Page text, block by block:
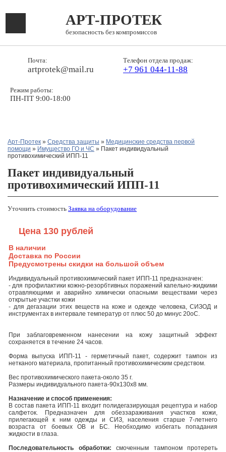
АРТ-ПРОТЕК
безопасность без компромиссов
Почта:
artprotek@mail.ru
Телефон отдела продаж:
+7 961 044-11-88
Режим работы:
ПН-ПТ 9:00-18:00
Арт-Протек » Средства защиты » Медицинские средства первой
помощи » Имущество ГО и ЧС » Пакет индивидуальный
противохимический ИПП-11
Пакет индивидуальный
противохимический ИПП-11
Уточнить стоимость Заявка на оборудование
Цена 130 рублей
В наличии
Доставка по России
Предусмотрены скидки на большой объем
Индивидуальный противохимический пакет ИПП-11 предназначен:
- для профилактики кожно-резорбтивных поражений капельно-жидкими
отравляющими и аварийно химически опасными веществами через
открытые участки кожи
- для дегазации этих веществ на коже и одежде человека, СИЗОД и
инструментах в интервале температур от плюс 50 до минус 20оС.
При заблаговременном нанесении на кожу защитный эффект
сохраняется в течение 24 часов.
Форма выпуска ИПП-11 - герметичный пакет, содержит тампон из
нетканого материала, пропитанный противохимическим средством.
Вес противохимического пакета-около 35 г.
Размеры индивидуального пакета-90х130х8 мм.
Назначение и способ применения:
В состав пакета ИПП-11 входит полидегазирующая рецептура и набор
салфеток. Предназначен для обеззараживания участков кожи,
прилегающей к ним одежды и СИЗ, населения старше 7-летнего
возраста от боевых ОВ и БС. Необходимо избегать попадания
жидкости в глаза.
Последовательность обработки:
смоченным тампоном протереть